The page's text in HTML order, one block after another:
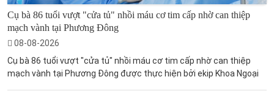
Cụ bà 86 tuổi vượt "cửa tủ" nhồi máu cơ tim cấp nhờ can thiệp
mạch vành tại Phương Đông
08-08-2026
Cụ bà 86 tuổi vượt "cửa tủ" nhồi máu cơ tim cấp nhờ can thiệp
mạch vành tại Phương Đông được thực hiện bởi ekip Khoa Ngoại